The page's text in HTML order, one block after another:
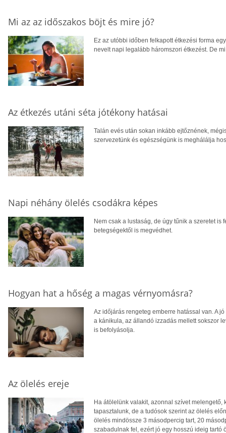
Mi az az időszakos böjt és mire jó?
Ez az utóbbi időben felkapott étkezési forma
nevelt napi legalább háromszori étkezést. De
Az étkezés utáni séta jótékony hatásai
Talán evés után sokan inkább ejtőznének,
szervezetünk és egészségünk is meghálálja
Napi néhány ölelés csodákra képes
Nem csak a lustaság, de úgy tűnik a szeretet
betegségektől is megvédhet.
Hogyan hat a hőség a magas vérnyomásra?
Az időjárás rengeteg emberre hatással van. A
a kánikula, az állandó izzadás mellett sokszor
is befolyásolja.
Az ölelés ereje
Ha átölelünk valakit, azonnal szívet
tapasztalunk, de a tudósok szerint az ölelés
ölelés mindössze 3 másodpercig tart, 20
szabadulnak fel, ezért jó egy hosszú ideig tartó